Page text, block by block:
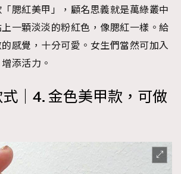
腮紅美甲」，顧名思義就是萬綠叢中
一顆淡淡的粉紅色，像腮紅一樣。給
感覺，十分可愛。女生們當然可加入
添活力。
｜4. 金色美甲款，可做